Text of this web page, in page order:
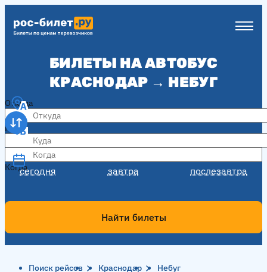
БИЛЕТЫ НА АВТОБУС
КРАСНОДАР → НЕБУГ
Откуда
Куда
Когда
сегодня завтра послезавтра
Когда
Найти билеты
Поиск рейсов Краснодар Небуг